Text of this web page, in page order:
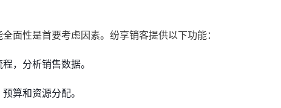
面性是首要考虑因素。纷享销客提供以下功能：
，分析销售数据。
算和资源分配。